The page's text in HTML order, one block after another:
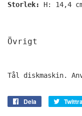
Storlek: H: 14,4
Övrigt
Tål diskmaskin.
Dela
Dela